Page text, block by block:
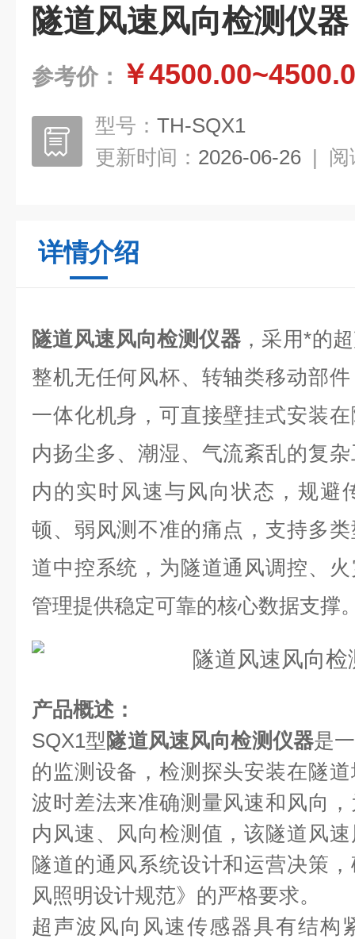
隧道风速风向检测仪器
参考价： ￥
型号： TH-SQX1
更新时间： 2026-06-26 | 阅
详情介绍
隧道风速风向检测仪器 ，采用*的
整机无任何风杯、转轴类移动部
一体化机身，可直接壁挂式安装
内扬尘多、潮湿、气流紊乱的复
内的实时风速与风向状态，规避
顿、弱风测不准的痛点，支持多
道中控系统，为隧道通风调控、
管理提供稳定可靠的核心数据支撑
产品概述：
SQX1型 隧道风速风向检测仪器是
的监测设备，检测探头安装在隧
波时差法来准确测量风速和风向
内风速、风向检测值，该隧道风
隧道的通风系统设计和运营决策
风照明设计规范》的严格要求。
超声波风向风速传感器具有结构